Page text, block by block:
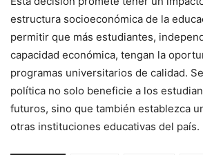
estructura socioeconómica de la
permitir que más estudiantes,
capacidad económica, tengan la
programas universitarios de calidad.
política no solo beneficie a los
futuros, sino que también establezca
otras instituciones educativas del país.